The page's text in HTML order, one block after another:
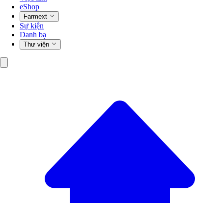
eShop
Farmext
Sự kiện
Danh bạ
Thư viện